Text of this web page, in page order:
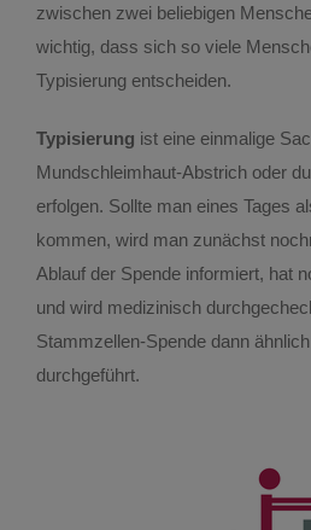
First Aid For All
Ideell unterstützte Projekte
Interprofessionalität
zwischen zwei beliebigen
wichtig, dass sich so viele
Typisierung entscheiden.
Typisierung ist eine einmalige
Mundschleimhaut-Abstrich oder
erfolgen. Sollte man eines Tages
kommen, wird man zunächst
Ablauf der Spende informiert, hat
und wird medizinisch
Stammzellen-Spende dann
durchgeführt.